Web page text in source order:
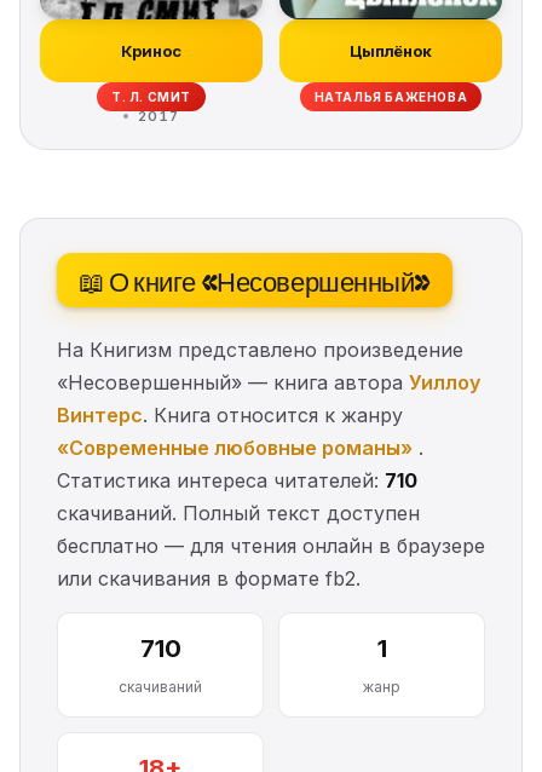
Кринос
Т. Л. СМИТ
2017
Цыплёнок
НАТАЛЬЯ БАЖЕНОВА
📖 О книге «Несовершенный»
На Книгизм представлено произведение
«Несовершенный» — книга автора Уиллоу
Винтерс. Книга относится к жанру
«Современные любовные романы» .
Статистика интереса читателей: 710
скачиваний. Полный текст доступен
бесплатно — для чтения онлайн в браузере
или скачивания в формате fb2.
710
скачиваний
1
жанр